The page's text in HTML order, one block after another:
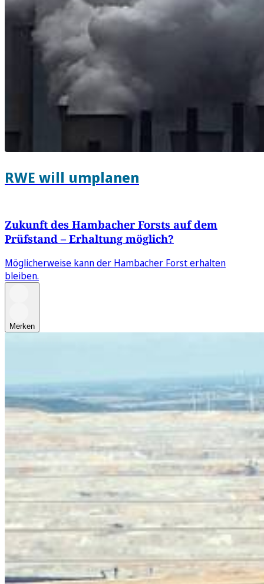
RWE will umplanen
Zukunft des Hambacher Forsts auf dem
Prüfstand – Erhaltung möglich?
Möglicherweise kann der Hambacher Forst erhalten
bleiben.
Merken